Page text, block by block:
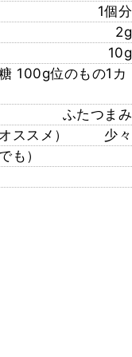
1個分
2g
10g
100g位のもの1カ
ふたつまみ
ススメ）
少々
も）